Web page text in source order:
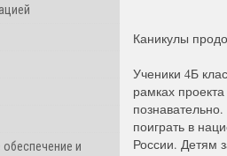
обеспечение и
Каникулы
Ученики 4Б
рамках
поиграть в
России. Детям